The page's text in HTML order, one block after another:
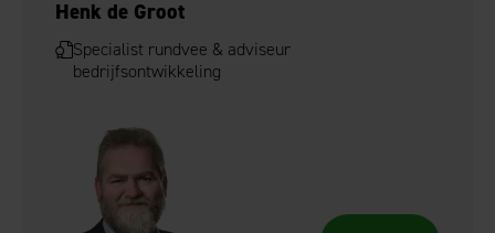
Henk de Groot
Specialist rundvee & adviseur
bedrijfsontwikkeling